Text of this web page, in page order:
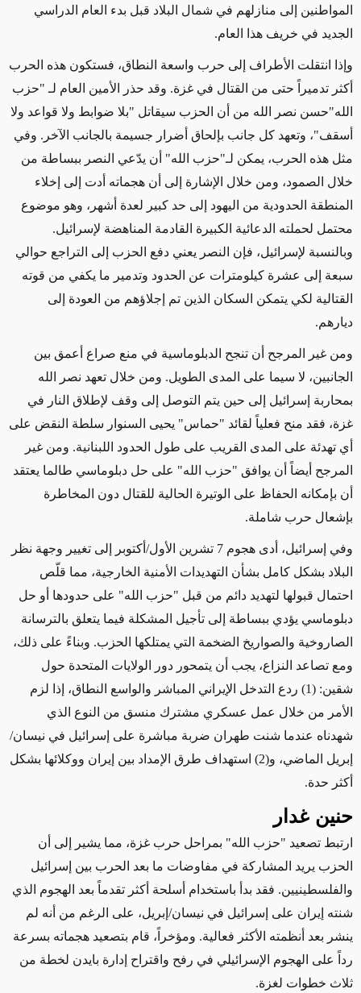
المواطنين إلى منازلهم في شمال البلاد قبل بدء العام الدراسي
الجديد في خريف هذا العام.
وإذا انتقلت الأطراف إلى حرب واسعة النطاق، فستكون هذه الحرب
أكثر تدميراً حتى من القتال في غزة. وقد حذر الأمين العام لـ "حزب
الله"حسن نصر الله من أن الحزب سيقاتل "بلا ضوابط ولا قواعد ولا
أسقف"، وتعهد كل جانب بإلحاق أضرار جسيمة بالجانب الآخر. وفي
مثل هذه الحرب، يمكن لـ"حزب الله" أن يدّعي النصر ببساطة من
خلال الصمود، ومن خلال الإشارة إلى أن هجماته أدت إلى إخلاء
المنطقة الحدودية من اليهود إلى حد كبير لعدة أشهر، وهو موضوع
محتمل لحملته الدعائية الكبيرة القادمة المناهضة لإسرائيل.
وبالنسبة لإسرائيل، فإن النصر يعني دفع الحزب إلى التراجع حوالي
سبعة إلى عشرة كيلومترات عن الحدود وتدمير ما يكفي من قوته
القتالية لكي يتمكن السكان الذين تم إجلاؤهم من العودة إلى
ديارهم.
ومن غير المرجح أن تنجح الدبلوماسية في منع صراع أعمق بين
الجانبين، لا سيما على المدى الطويل. ومن خلال تعهد نصر الله
بمحاربة إسرائيل إلى حين يتم التوصل إلى وقف لإطلاق النار في
غزة، فقد منح فعلياً لقائد "حماس" يحيى السنوار سلطة النقض على
أي تهدئة على المدى القريب على طول الحدود اللبنانية. ومن غير
المرجح أيضاً أن يوافق "حزب الله" على حل دبلوماسي طالما يعتقد
أن بإمكانه الحفاظ على الوتيرة الحالية للقتال دون المخاطرة
بإشعال حرب شاملة.
وفي إسرائيل، أدى هجوم 7 تشرين الأول/أكتوبر إلى تغيير وجهة نظر
البلاد بشكل كامل بشأن التهديدات الأمنية الخارجية، مما قلّص
احتمال قبولها لتهديد دائم من قبل "حزب الله" على حدودها أو حل
دبلوماسي يؤدي ببساطة إلى تأجيل المشكلة فيما يتعلق بالترسانة
الصاروخية والصواريخ الضخمة التي يمتلكها الحزب. وبناءً على ذلك،
ومع تصاعد النزاع، يجب أن يتمحور دور الولايات المتحدة حول
شقين: (1) ردع التدخل الإيراني المباشر والواسع النطاق، إذا لزم
الأمر من خلال عمل عسكري مشترك منسق من النوع الذي
شهدناه عندما شنت طهران ضربة مباشرة على إسرائيل في نيسان/
إبريل الماضي، و(2) استهداف طرق الإمداد بين إيران ووكلائها بشكل
أكثر حدة.
حنين غدار
ارتبط تصعيد "حزب الله" بمراحل حرب غزة، مما يشير إلى أن
الحزب يريد المشاركة في مفاوضات ما بعد الحرب بين إسرائيل
والفلسطينيين. فقد بدأ باستخدام أسلحة أكثر تقدماً بعد الهجوم الذي
شنته إيران على إسرائيل في نيسان/إبريل، على الرغم من أنه لم
ينشر بعد أنظمته الأكثر فعالية. ومؤخراً، قام بتصعيد هجماته بسرعة
رداً على الهجوم الإسرائيلي في رفح واقتراح إدارة بايدن لخطة من
ثلاث خطوات لغزة.